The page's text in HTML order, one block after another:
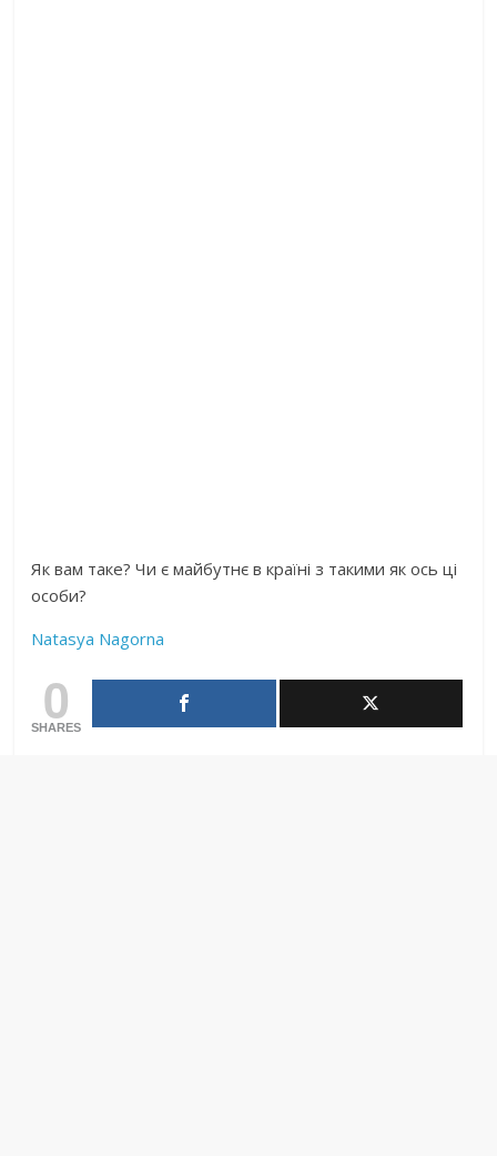
Як вам таке? Чи є майбутнє в країні з такими як ось ці
особи?
Natasya Nagorna
0
SHARES